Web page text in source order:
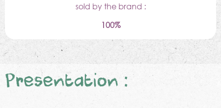
sold by the brand :
100%
Presentation :